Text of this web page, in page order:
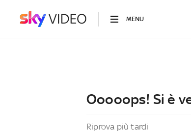
MENU
Ooooops! Si è
Riprova più tardi